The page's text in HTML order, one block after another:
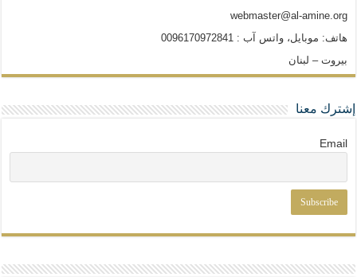
webmaster@al-amine.org
هاتف: موبايل، واتس آب : 0096170972841
بيروت – لبنان
إشترك معنا
Email